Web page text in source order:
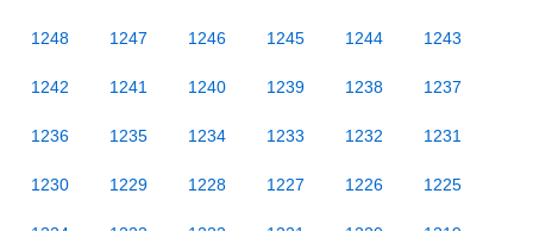
1248 1247 1246 1245 1244 1243
1242 1241 1240 1239 1238 1237
1236 1235 1234 1233 1232 1231
1230 1229 1228 1227 1226 1225